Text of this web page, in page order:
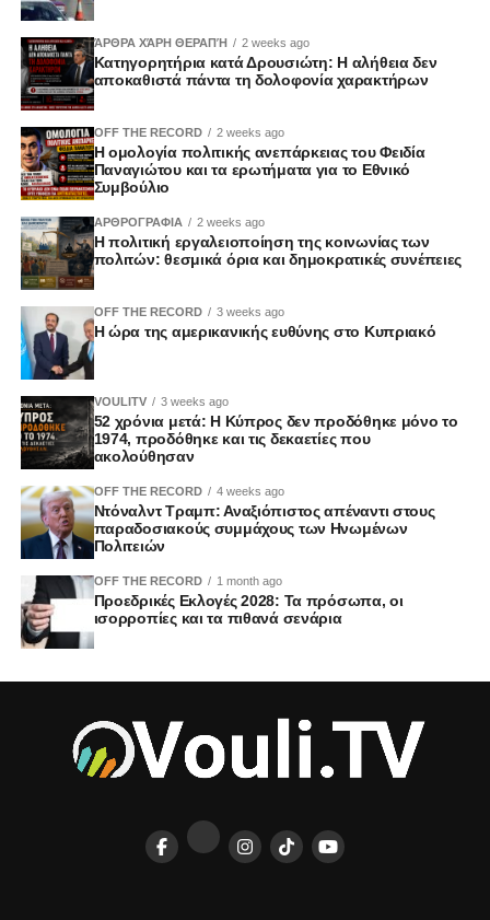
ΆΡΘΡΑ ΧΆΡΗ ΘΕΡΑΠΉ 2 weeks ago
Κατηγορητήρια κατά Δρουσιώτη: Η αλήθεια δεν
αποκαθιστά πάντα τη δολοφονία χαρακτήρων
OFF THE RECORD 2 weeks ago
Η ομολογία πολιτικής ανεπάρκειας του Φειδία
Παναγιώτου και τα ερωτήματα για το Εθνικό
Συμβούλιο
ΑΡΘΡΟΓΡΑΦΙΑ 2 weeks ago
Η πολιτική εργαλειοποίηση της κοινωνίας των
πολιτών: θεσμικά όρια και δημοκρατικές συνέπειες
OFF THE RECORD 3 weeks ago
Η ώρα της αμερικανικής ευθύνης στο Κυπριακό
VOULITV 3 weeks ago
52 χρόνια μετά: Η Κύπρος δεν προδόθηκε μόνο το
1974, προδόθηκε και τις δεκαετίες που
ακολούθησαν
OFF THE RECORD 4 weeks ago
Ντόναλντ Τραμπ: Αναξιόπιστος απέναντι στους
παραδοσιακούς συμμάχους των Ηνωμένων
Πολιτειών
OFF THE RECORD 1 month ago
Προεδρικές Εκλογές 2028: Τα πρόσωπα, οι
ισορροπίες και τα πιθανά σενάρια